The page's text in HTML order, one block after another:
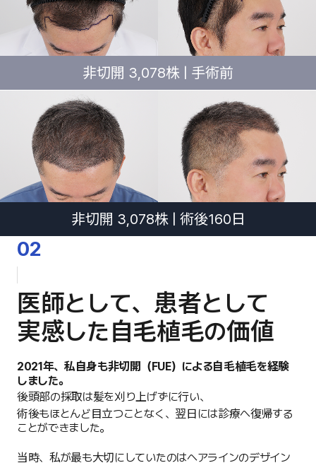
非切開 3,078株 | 手術前
非切開 3,078株 | 術後160日
02
医師として、患者として
実感した自毛植毛の価値
2021年、私自身も非切開（FUE）による自毛植毛を経験
しました。
後頭部の採取は髪を刈り上げずに行い、
術後もほとんど目立つことなく、翌日には診療へ復帰する
ことができました。
当時、私が最も大切にしていたのはヘアラインのデザイン